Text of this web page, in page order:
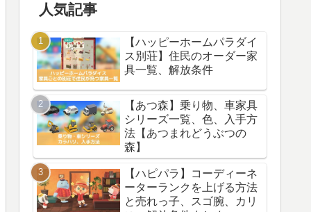
人気記事
【ハッピーホームパラダイ
ス別荘】住民のオーダー家
具一覧、解放条件
【あつ森】乗り物、車家具
シリーズ一覧、色、入手方
法【あつまれどうぶつの
森】
【ハピパラ】コーディーネ
ーターランクを上げる方法
と売れっ子、スゴ腕、カリ